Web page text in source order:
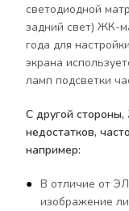
светодиодной
задний свет) ЖК-
года для
экрана
ламп подсветки
С другой
недостатков,
например:
В отличие от
изображение